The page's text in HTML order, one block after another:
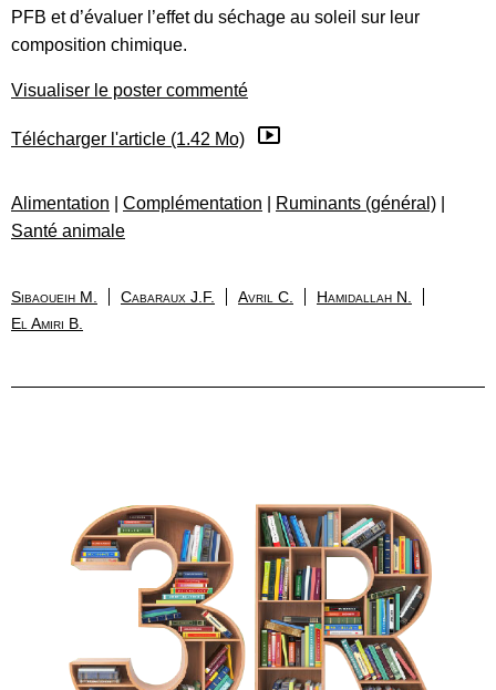
PFB et d’évaluer l’effet du séchage au soleil sur leur
composition chimique.
Visualiser le poster commenté
Télécharger l'article (1.42 Mo)
Alimentation Complémentation Ruminants (général)
Santé animale
Sibaoueih M. Cabaraux J.F. Avril C.
Hamidallah N.
El Amiri B.